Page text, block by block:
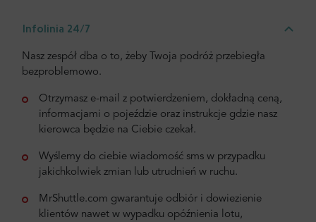
Infolinia 24/7
Nasz zespół dba o to, żeby Twoja podróż przebiegła
bezproblemowo.
Otrzymasz e-mail z potwierdzeniem, dokładną ceną,
informacjami o pojeździe oraz instrukcje gdzie nasz
kierowca będzie na Ciebie czekał.
Wyślemy do ciebie wiadomość sms w przypadku
jakichkolwiek zmian lub utrudnień w ruchu.
MrShuttle.com gwarantuje odbiór i dowiezienie
klientów nawet w wypadku opóźnienia lotu,